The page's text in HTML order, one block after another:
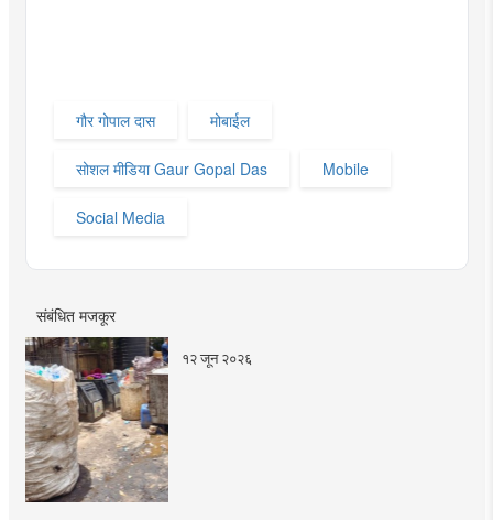
गौर गोपाल दास मोबाईल
सोशल मीडिया Gaur Gopal Das Mobile
Social Media
संबंधित मजकूर
१२ जून २०२६